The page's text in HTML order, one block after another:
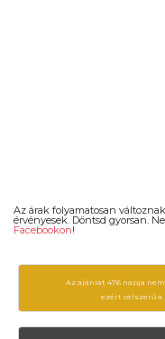
Az árak folyamatosan
érvényesek. Döntsd gyorsan.
Facebookon!
Az ajánlat 476 napja
ezért célszerű